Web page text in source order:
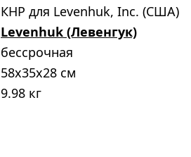
КНР для Levenhuk, Inc. (США)
Levenhuk (Левенгук)
бессрочная
58x35x28 см
9.98 кг